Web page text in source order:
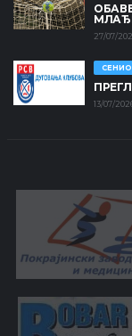
27/07/
13/07/